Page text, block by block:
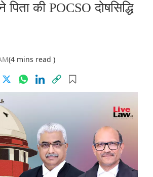
पिता की POCSO दोषसिद्धि
(4 mins read )